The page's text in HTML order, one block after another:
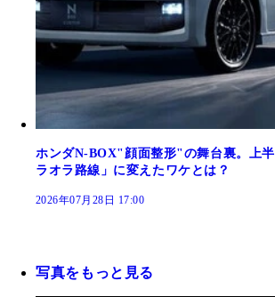
ホンダN-BOX"顔面整形"の舞台裏。上
ラオラ路線」に変えたワケとは？
2026年07月28日 17:00
写真をもっと見る